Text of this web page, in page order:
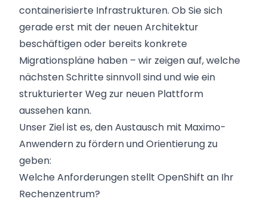
containerisierte Infrastrukturen. Ob Sie sich
gerade erst mit der neuen Architektur
beschäftigen oder bereits konkrete
Migrationspläne haben – wir zeigen auf, welche
nächsten Schritte sinnvoll sind und wie ein
strukturierter Weg zur neuen Plattform
aussehen kann.
Unser Ziel ist es, den Austausch mit Maximo-
Anwendern zu fördern und Orientierung zu
geben:
Welche Anforderungen stellt OpenShift an Ihr
Rechenzentrum?